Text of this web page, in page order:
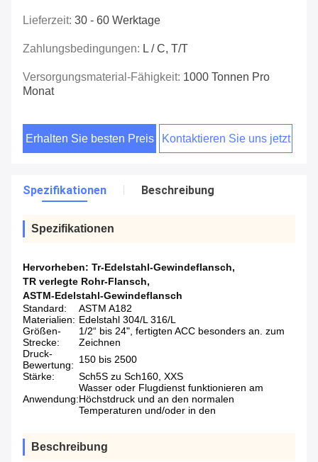
Lieferzeit: 30 - 60 Werktage
Zahlungsbedingungen: L / C, T/T
Versorgungsmaterial-Fähigkeit: 1000 Tonnen Pro
Monat
Erhalten Sie besten Preis Kontaktieren Sie uns jetzt
Spezifikationen Beschreibung
Spezifikationen
Hervorheben: Tr-Edelstahl-Gewindeflansch,
TR verlegte Rohr-Flansch,
ASTM-Edelstahl-Gewindeflansch
Standard:
ASTM A182
Materialien: Edelstahl 304/L 316/L
Größen-
Strecke:
1/2“ bis 24", fertigten ACC besonders an. zum
Zeichnen
Druck-
Bewertung: 150 bis 2500
Stärke:
Sch5S zu Sch160, XXS
Anwendung:
Wasser oder Flugdienst funktionieren am
Höchstdruck und an den normalen
Temperaturen und/oder in den
Beschreibung